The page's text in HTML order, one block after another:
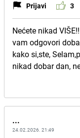
Prijavi 3
Nećete nikad
vam odgovori
kako si,ste,
nikad dobar dan,
...
24.02.2026. 21:49